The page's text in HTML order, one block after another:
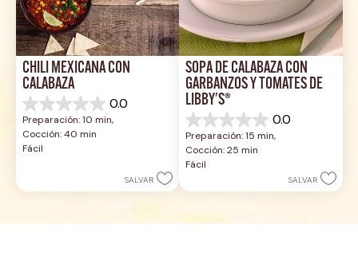
CHILI MEXICANA CON
CALABAZA
0.0
0.0
de
5
estrellas.
Preparación: 10 min,
Cocción: 40 min
Fácil
SALVAR
SOPA DE CALABAZA CON
GARBANZOS Y TOMATES DE
LIBBY'S®
0.0
0.0
de
5
estrellas.
Preparación: 15 min,
Cocción: 25 min
Fácil
SALVAR